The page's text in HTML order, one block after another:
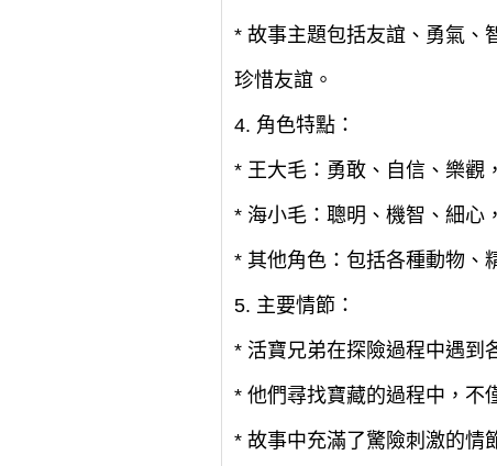
* 故事主題包括友誼、勇氣、
珍惜友誼。
4. 角色特點：
* 王大毛：勇敢、自信、樂觀
* 海小毛：聰明、機智、細心
* 其他角色：包括各種動物、
5. 主要情節：
* 活寶兄弟在探險過程中遇到
* 他們尋找寶藏的過程中，不
* 故事中充滿了驚險刺激的情